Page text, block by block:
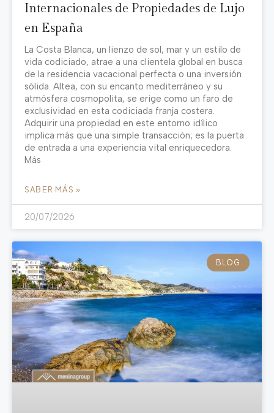
Internacionales de Propiedades de Lujo
en España
La Costa Blanca, un lienzo de sol, mar y un estilo de
vida codiciado, atrae a una clientela global en busca
de la residencia vacacional perfecta o una inversión
sólida. Altea, con su encanto mediterráneo y su
atmósfera cosmopolita, se erige como un faro de
exclusividad en esta codiciada franja costera.
Adquirir una propiedad en este entorno idílico
implica más que una simple transacción; es la puerta
de entrada a una experiencia vital enriquecedora.
Más
SABER MÁS »
20/07/2026
BLOG